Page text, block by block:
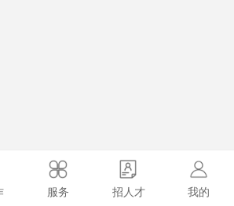
服务 招人才 我的